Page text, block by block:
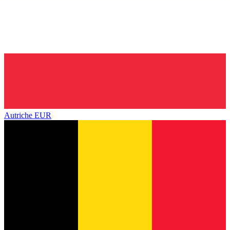
Autriche EUR